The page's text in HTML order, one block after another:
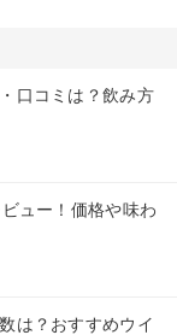
口コミは？飲み方
ュー！価格や味わ
は？おすすめウイ